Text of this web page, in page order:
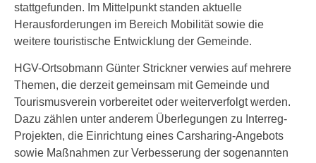
stattgefunden. Im Mittelpunkt standen aktuelle
Herausforderungen im Bereich Mobilität sowie die
weitere touristische Entwicklung der Gemeinde.
HGV-Ortsobmann Günter Strickner verwies auf mehrere
Themen, die derzeit gemeinsam mit Gemeinde und
Tourismusverein vorbereitet oder weiterverfolgt werden.
Dazu zählen unter anderem Überlegungen zu Interreg-
Projekten, die Einrichtung eines Carsharing-Angebots
sowie Maßnahmen zur Verbesserung der sogenannten